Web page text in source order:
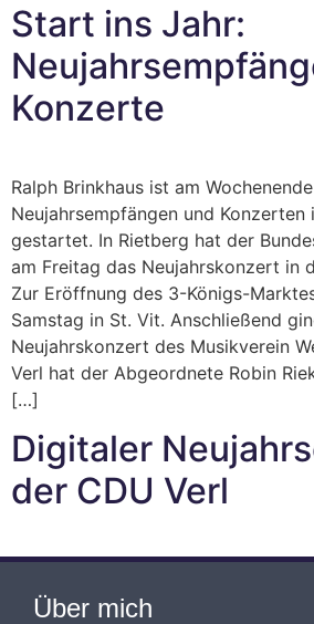
Start ins Jahr:
Konzerte
Ralph Brinkhaus ist am
Neujahrsempfängen und
gestartet. In Rietberg hat der
am Freitag das Neujahrskonzert in
Zur Eröffnung des 3-Königs-
Samstag in St. Vit. Anschließend
Neujahrskonzert des Musikverein
Verl hat der Abgeordnete Robin
[…]
Digitaler
der CDU Verl
Über mich